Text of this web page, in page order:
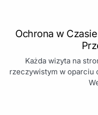
Ochrona w
Każda wizyta na
rzeczywistym w oparciu